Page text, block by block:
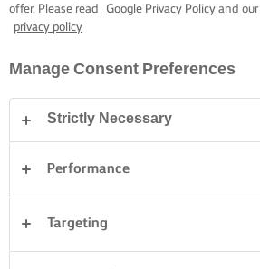
offer. Please read
Google Privacy Policy and our
privacy policy
Manage Consent Preferences
Strictly Necessary
Performance
Targeting